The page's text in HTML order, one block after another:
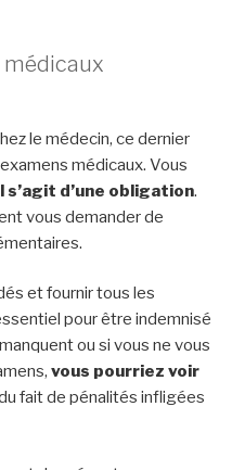
médicaux
le médecin, ce dernier
médicaux. Vous
s’agit d’une obligation.
vous demander de
et fournir tous les
pour être indemnisé
ou si vous ne vous
vous pourriez voir
fait de pénalités infligées